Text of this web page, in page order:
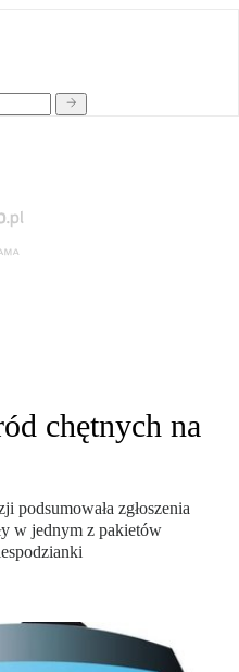
chętnych na
zgłoszenia
w jednym z pakietów